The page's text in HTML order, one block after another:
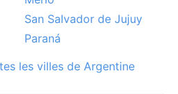
d’art et de nature entre les
San Salvador de Jujuy
Paraná
les villes de Argentine